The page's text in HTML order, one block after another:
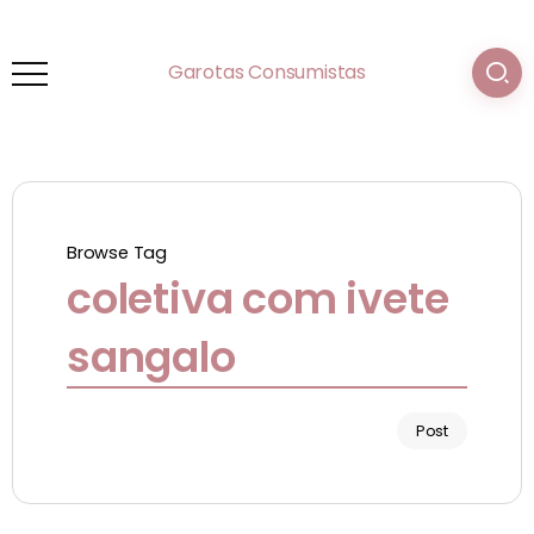
Garotas Consumistas
Browse Tag
coletiva com ivete
sangalo
Post